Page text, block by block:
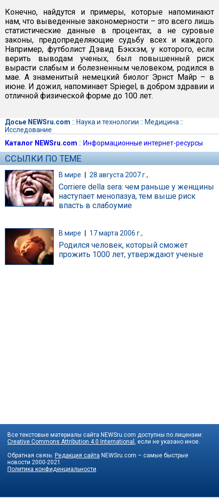
Конечно, найдутся и примеры, которые напоминают
нам, что выведенные закономерности – это всего лишь
статистические данные в процентах, а не суровые
законы, предопределяющие судьбу всех и каждого.
Например, футболист Дэвид Бэкхэм, у которого, если
верить выводам ученых, был повышенный риск
вырасти слабым и болезненным человеком, родился в
мае. А знаменитый немецкий биолог Эрнст Майр – в
июне. И дожил, напоминает Spiegel, в добром здравии и
отличной физической форме до 100 лет.
Досье NEWSru.com :: Наука и технологии :: Медицина ::
Исследование
Каталог NEWSru.com :: Информационные интернет-ресурсы
ССЫЛКИ ПО ТЕМЕ
В мире | 28 августа 2007 г.,
Corriere della sera: чем раньше у женщины
наступает менопазуа, тем выше риск
впасть в слабоумие
В мире 17 марта 2006 г.,
Родился человек, который сможет
прожить 1000 лет, утверждают ученые
Все текстовые материалы сайта NEWSru.com доступны по лицензии:
Creative Commons Attribution 4.0 International , если не указано иное.
Обратная связь: Редакция сайта NEWSru.com – самые быстрые
новости 2000-2021
Политика конфиденциальности